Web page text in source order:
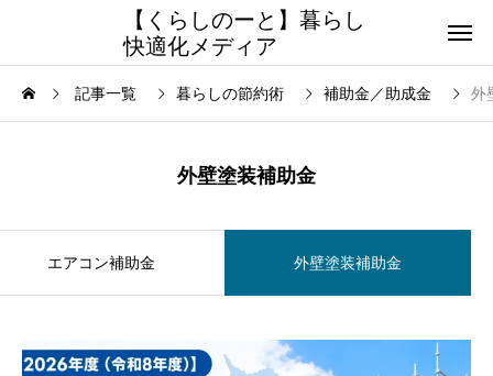
【くらしのーと】暮らし
快適化メディア
記事一覧 暮らしの節約術 補助金／助成金 外
外壁塗装補助金
エアコン補助金 外壁塗装補助金